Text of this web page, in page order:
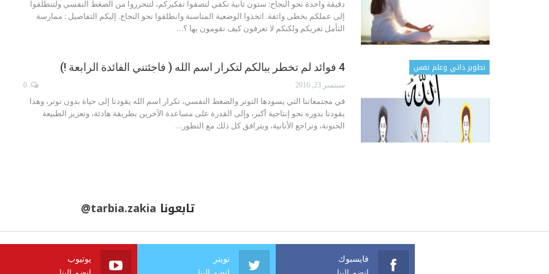
دقيقة واحدة نحو النجاح: ستون ثانية تكفي لتصفوا تفكيركم، لتتحرروا من الضغط النفسي ولتنطلقوا
إلى عملكم بخطى واثقة. اتخذوا الوضعية المناسبة وانطلقوا نحو النجاح. إليكم التفاصيل : ممارسة
التأمل تغريكم ولكنكم لا تعرفون كيف تقومون بها ؟…
تطوير ذاتي وعلم نفس 4 فوائد لم تخطر ببالكم لتكرار اسم الله ( فاجئتني الفائدة الرابعة !)
سبتمبر 23, 2016
في مجتمعاتنا التي يسودها التوتر والضغط النفسي، تكرار اسم الله يقودنا إلى حياة بدون توتر، وهذا
يقودنا بدوره نحو إنتاجية أكبر، وإلى القدرة على مساعدة الآخرين بطريقة هادئة، وتعزيز الطبيعة
الحنونة، وتراجع الأنانية، ويترافق كل ذلك مع التطور…
تابعونا @tarbia.zakia
فايسبوك
انضم الينا
تويتر
انضم الينا
يوتيوب
انضم الينا